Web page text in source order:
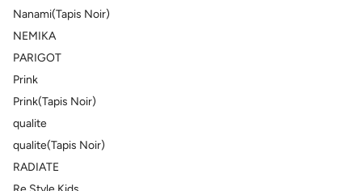
Nanami(Tapis Noir)
NEMIKA
PARIGOT
Prink
Prink(Tapis Noir)
qualite
qualite(Tapis Noir)
RADIATE